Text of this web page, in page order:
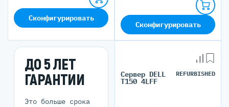
Сконфигурировать
Сконфигурировать
ДО 5 ЛЕТ
ГАРАНТИИ
Это больше срока
Сервер DELL
T150 4LFF
REFURBISHED